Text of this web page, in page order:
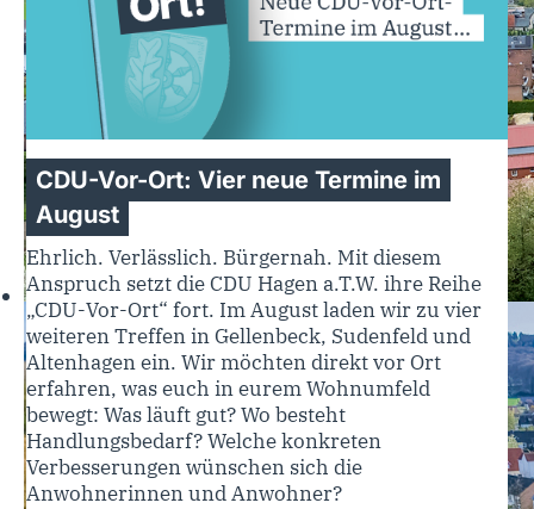
CDU-Vor-Ort: Vier neue Termine im
August
Ehrlich. Verlässlich. Bürgernah. Mit diesem
Anspruch setzt die CDU Hagen a.T.W. ihre Reihe
„CDU-Vor-Ort“ fort. Im August laden wir zu vier
weiteren Treffen in Gellenbeck, Sudenfeld und
Altenhagen ein. Wir möchten direkt vor Ort
erfahren, was euch in eurem Wohnumfeld
bewegt: Was läuft gut? Wo besteht
Handlungsbedarf? Welche konkreten
Verbesserungen wünschen sich die
Anwohnerinnen und Anwohner?